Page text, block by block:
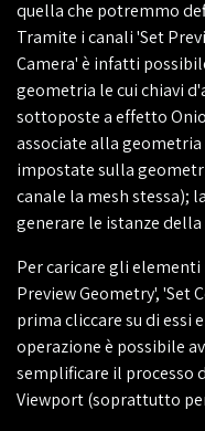
quella che potremmo
Tramite i canali 'Set
Camera' è infatti
geometria le cui chiavi
sottoposte a effetto
associate alla
impostate sulla
canale la mesh stessa);
generare le istanze
Per caricare gli
Preview Geometry', 'Set
prima cliccare su di essi
operazione è possibile
semplificare il processo
Viewport (soprattutto